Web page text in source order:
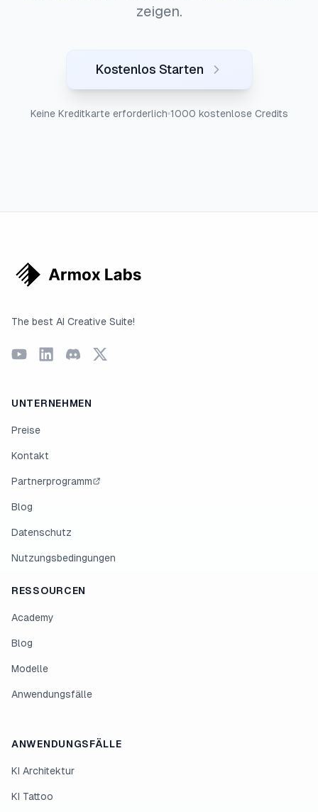
zeigen.
Kostenlos Starten
Keine Kreditkarte erforderlich 1000 kostenlose Credits
The best AI Creative Suite!
UNTERNEHMEN
Preise
Kontakt
Partnerprogramm
Blog
Datenschutz
Nutzungsbedingungen
RESSOURCEN
Academy
Blog
Modelle
Anwendungsfälle
ANWENDUNGSFÄLLE
KI Architektur
KI Tattoo